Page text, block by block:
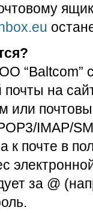
“Baltcom”
почты на
или
IMAP/
к почте в
за @